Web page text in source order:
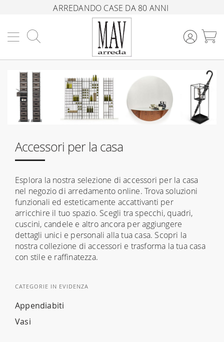
ARREDANDO CASE DA 80 ANNI
Accessori per la casa
Esplora la nostra selezione di accessori per la casa
nel negozio di arredamento online. Trova soluzioni
funzionali ed esteticamente accattivanti per
arricchire il tuo spazio. Scegli tra specchi, quadri,
cuscini, candele e altro ancora per aggiungere
dettagli unici e personali alla tua casa. Scopri la
nostra collezione di accessori e trasforma la tua casa
con stile e raffinatezza.
CATEGORIE IN EVIDENZA
Appendiabiti
Vasi